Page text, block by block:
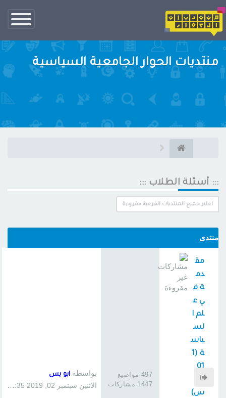
تبديل
الناف
منتديات الحوار الجامعية السياسية
::: أسئلة الطلاب :::
اعتبر جميع المنتديات الفرعية مقروءة
منتدى
مق
دم
ة ف
ي ع
لم ا
لس
ياس
ة (1
01
سا
س)
497 مواضيع
1447 مشاركات
بواسطة ابو يس
الاثنين سبتمبر 02, 2019 1:35 pm